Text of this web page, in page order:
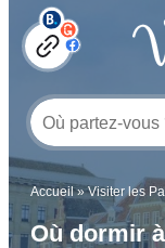
Accueil»Visiter les
Où dormir